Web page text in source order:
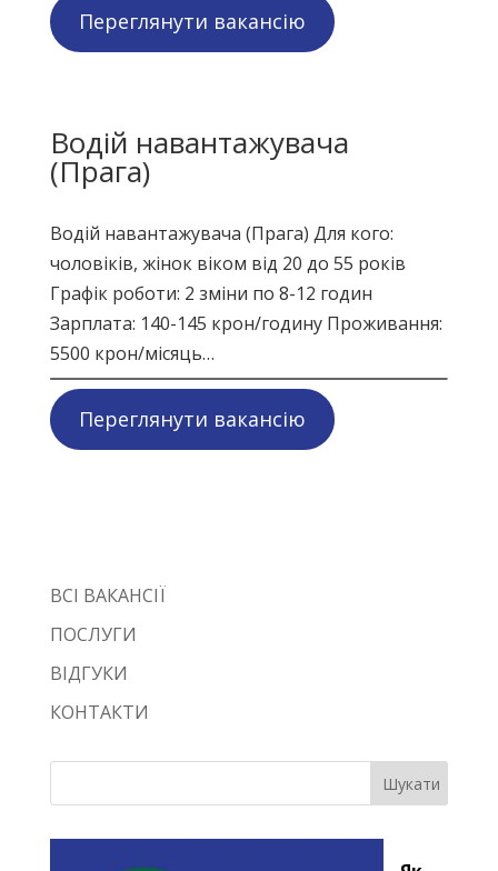
Переглянути вакансію
Водій навантажувача
(Прага)
Водій навантажувача (Прага) Для кого:
чоловіків, жінок віком від 20 до 55 років
Графік роботи: 2 зміни по 8-12 годин
Зарплата: 140-145 крон/годину Проживання:
5500 крон/місяць…
Переглянути вакансію
ВСІ ВАКАНСІЇ
ПОСЛУГИ
ВІДГУКИ
КОНТАКТИ